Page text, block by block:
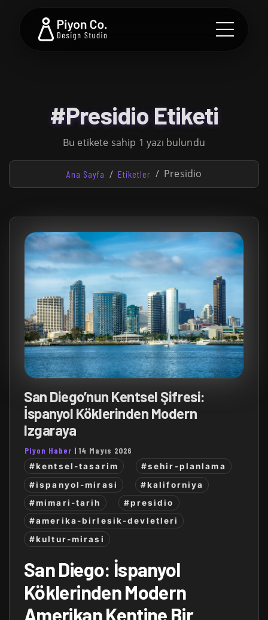
#Presidio Etiketi
Bu etikete sahip 1 yazı bulundu
Ana Sayfa Etiketler Presidio
San Diego’nun Kentsel Şifresi:
İspanyol Köklerinden Modern
Izgaraya
Piyon Haber |14 Mayıs 2026
#kentsel-tasarim
#sehir-planlama
#ispanyol-mirasi
#kaliforniya
#mimari-tarih
#presidio
#amerika-birlesik-devletleri
#kultur-mirasi
San Diego: İspanyol
Köklerinden Modern
Amerikan Kentine Bir